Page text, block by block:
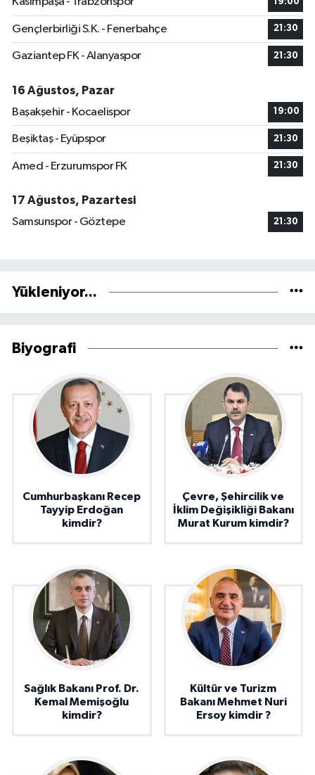
Gençlerbirliği S.K. - Fenerbahçe 21:30
Gaziantep FK - Alanyaspor 21:30
16 Ağustos, Pazar
Başakşehir - Kocaelispor
19:00
Beşiktaş - Eyüpspor 21:30
Amed - Erzurumspor FK 21:30
17 Ağustos, Pazartesi
Samsunspor - Göztepe
21:30
Yükleniyor...
Biyografi
Cumhurbaşkanı Recep
Tayyip Erdoğan
kimdir?
Çevre, Şehircilik ve
İklim Değişikliği Bakanı
Murat Kurum kimdir?
Sağlık Bakanı Prof. Dr.
Kemal Memişoğlu
kimdir?
Kültür ve Turizm
Bakanı Mehmet Nuri
Ersoy kimdir ?